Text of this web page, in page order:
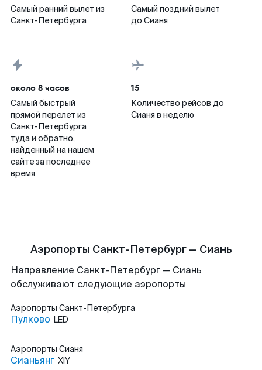
Самый ранний вылет из
Санкт-Петербурга
Самый поздний вылет
до Сианя
около 8 часов
Самый быстрый
прямой перелет из
Санкт-Петербурга
туда и обратно,
найденный на нашем
сайте за последнее
время
15
Количество рейсов до
Сианя в неделю
Аэропорты Санкт-Петербург — Сиань
Направление Санкт-Петербург — Сиань
обслуживают следующие аэропорты
Аэропорты Санкт-Петербурга
Пулково LED
Аэропорты Сианя
Сианьянг XIY